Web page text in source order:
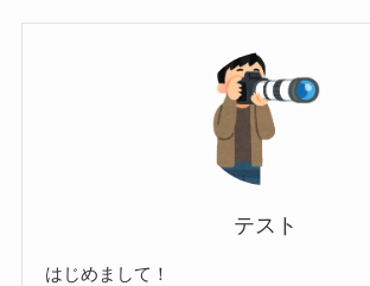
テスト
はじめまして！